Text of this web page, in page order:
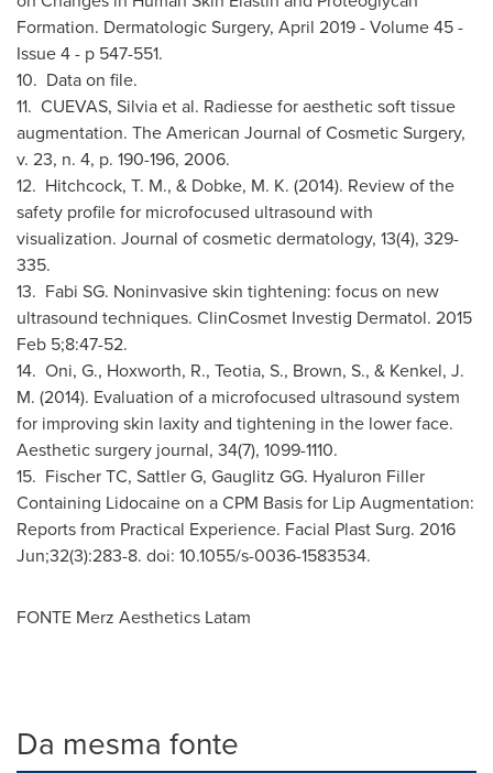
Formation. Dermatologic Surgery, April 2019- Volume 45 -
Issue 4 - p 547-551.
10. Data on file.
11. CUEVAS, Silvia et al. Radiesse for aesthetic soft tissue
augmentation. The American Journal of Cosmetic Surgery,
v. 23, n. 4, p. 190-196, 2006.
12. Hitchcock, T. M., & Dobke, M. K. (2014). Review of the
safety profile for microfocused ultrasound with
visualization. Journal of cosmetic dermatology, 13(4), 329-
335.
13. Fabi SG. Noninvasive skin tightening: focus on new
ultrasound techniques. ClinCosmet Investig Dermatol. 2015
Feb 5;8:47-52.
14. Oni, G., Hoxworth, R., Teotia, S., Brown, S., & Kenkel, J.
M. (2014). Evaluation of a microfocused ultrasound system
for improving skin laxity and tightening in the lower face.
Aesthetic surgery journal, 34(7), 1099-1110.
15. Fischer TC, Sattler G, Gauglitz GG. Hyaluron Filler
Containing Lidocaine on a CPM Basis for Lip Augmentation:
Reports from Practical Experience. Facial Plast Surg. 2016
Jun;32(3):283-8. doi: 10.1055/s-0036-1583534.
FONTE Merz Aesthetics Latam
Da mesma fonte